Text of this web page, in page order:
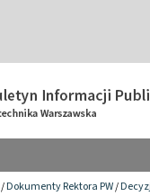
/Dokumenty Rektora PW/